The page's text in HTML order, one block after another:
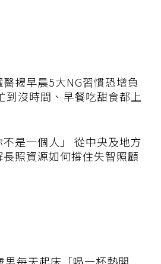
醫揭早晨5大NG習慣恐增負
到沒時間、早餐吃甜食都上
不是一個人」 從中央及地方
長照資源如何撐住失智照顧